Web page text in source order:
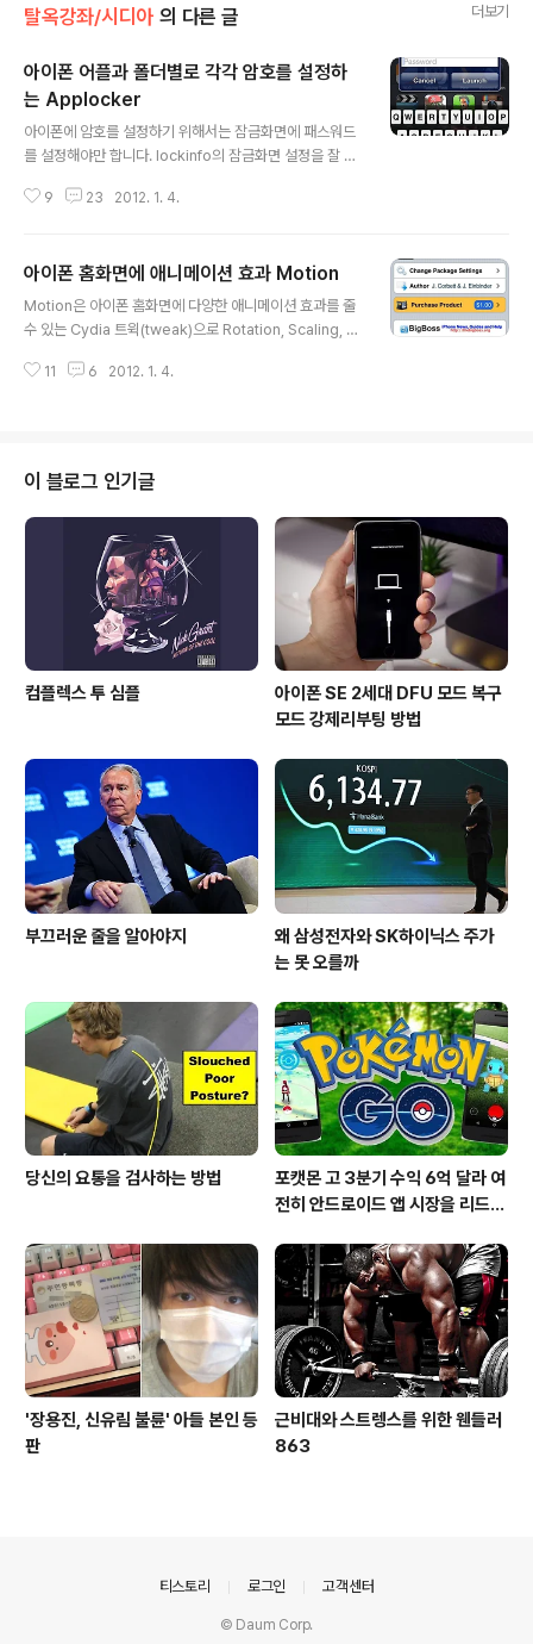
탈옥강좌/시디아 의 다른 글 더보기
아이폰 어플과 폴더별로 각각 암호를 설정하
는 Applocker
아이폰에 암호를 설정하기 위해서는 잠금화면에 패스워드
를 설정해야만 합니다. lockinfo의 잠금화면 설정을 잘 활
이 거의 없어지기는 합니다만, 홈화면을 쓸일이 생긴다면
ckdown Pro(참고)를 즐겨 사용했었습니다. 잠금화면에
는 패스워드를 설정하지 않고, 결재를 필요로 하는 앱스토
어나 금융어플과 e메일과 같은 사생활 관련 어플에만 패스
ockdown Pro가 iOS 5 호환이 되질 않은 관계로 다시
9 23 2012. 1. 4.
아이폰 홈화면에 애니메이션 효과 Motion
Motion은 아이폰 홈화면에 다양한 애니메이션 효과를 줄
수 있는 Cydia 트윅(tweak)으로 Rotation, Scaling, S
orizontal Wave, Simultaneous 의 효과를 줄 수 있습
ss) 의 유료 트윅입니다. ▲ T.B의 SNS 이야기 블로그의
모든 글은 저작권법의 보호를 받습니다. 어떠한 상업적인
이용도 허가하지 않으며, 이용(불펌)허락을 하지 않습니다.
▲ 사전협의 없이 본 콘텐츠(기사, 이미지)의 무단 ..
11 6 2012. 1. 4.
이 블로그 인기글
컴플렉스 투 심플
아이폰 SE 2세대 DFU 모드 복구
모드 강제리부팅 방법
부끄러운 줄을 알아야지
왜 삼성전자와 SK하이닉스 주가
는 못 오를까
당신의 요통을 검사하는 방법
포캣몬 고 3분기 수익 6억 달라 여
전히 안드로이드 앱 시장을 리드
'장용진, 신유림 불륜' 아들 본인 등
판
근비대와 스트렝스를 위한 웬들러
863
티스토리 로그인 고객센터
© Daum Corp.